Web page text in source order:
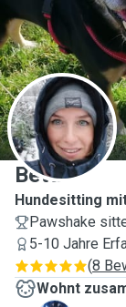
B
Betti
Hundesitting
Pawshake
5-10 Jahre
(8
Wohnt